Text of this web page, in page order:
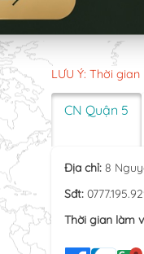
LƯU Ý: Thời
CN Quận 5
Địa chỉ: 8
Sđt:
Thời gian làm